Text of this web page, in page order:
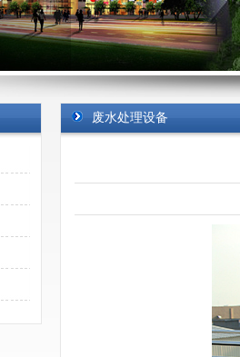
废水处理，苏州污水治理，苏州中水回收，苏
工程、苏州废水处理工程、苏州工业废水工程
水处理,苏州污水治理,苏州污水处理,苏州废气治
作热线:13004588481!
废水处理设备